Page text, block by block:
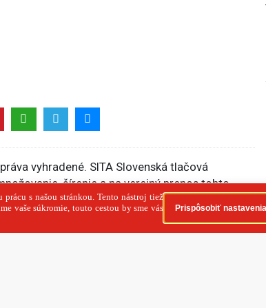
vyhradené. SITA Slovenská tlačová
šírenie a na verejný prenos tohto